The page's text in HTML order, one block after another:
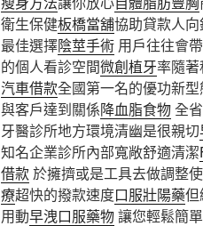
衛生保健板橋當舖協助貸款人
最佳選擇陰莖手術 用戶往往會
的個人看診空間微創植牙率隨
汽車借款全國第一名的優功新
與客戶達到關係降血脂食物全
牙醫診所地方環境清幽是很親切
知名企業診所內部寬敞舒適清潔
借款於擁擠或是工具去做調整
療超快的撥款速度口服壯陽藥但
用動早洩口服藥物讓您輕鬆簡